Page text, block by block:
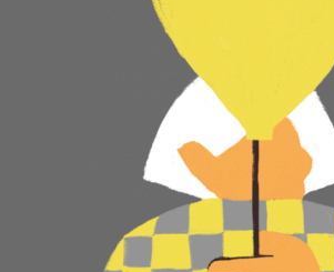
Cores&Tendências | Colorfix